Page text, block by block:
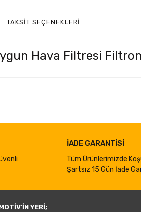
TAKSIT SEÇENEKLERI
Hava Filtresi Filtron
İADE GARANTİSİ
Tüm Ürünlerimizde
Şartsız 15 Gün İade
YERİ;